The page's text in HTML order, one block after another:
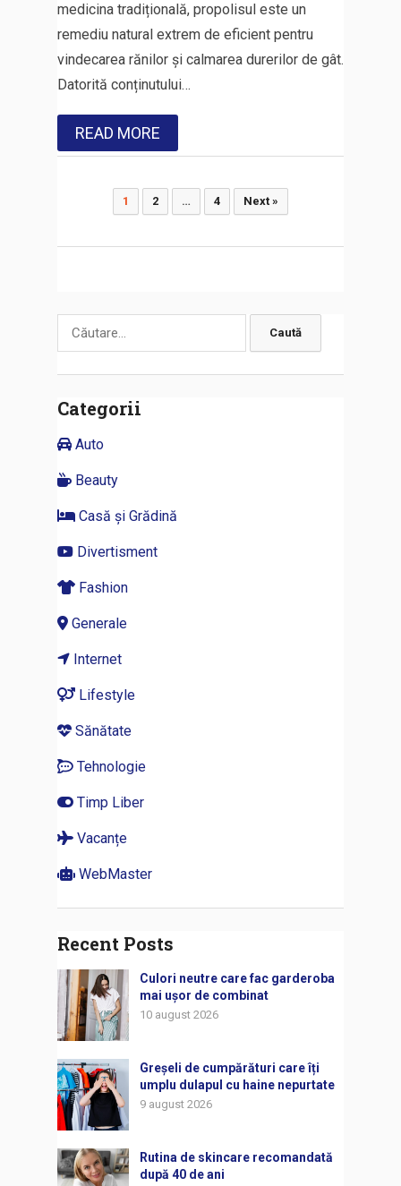
medicina tradițională, propolisul este un
remediu natural extrem de eficient pentru
vindecarea rănilor și calmarea durerilor de gât.
Datorită conținutului…
READ MORE
Paginație1 2 … 4 Next »
Caută
după:
Categorii
Auto
Beauty
Casă și Grădină
Divertisment
Fashion
Generale
Internet
Lifestyle
Sănătate
Tehnologie
Timp Liber
Vacanțe
WebMaster
Recent Posts
Culori neutre care fac garderoba
mai ușor de combinat
10 august 2026
Greșeli de cumpărături care îți
umplu dulapul cu haine nepurtate
9 august 2026
Rutina de skincare recomandată
după 40 de ani